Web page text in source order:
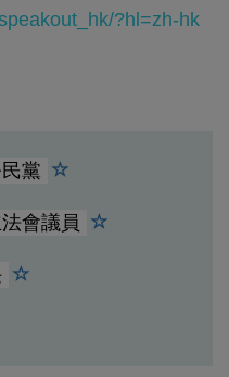
?hl=zh-hk
黨
會議員